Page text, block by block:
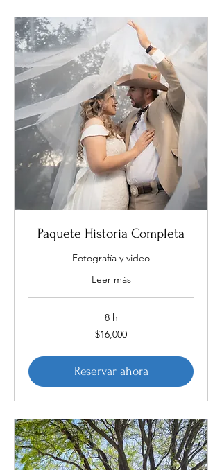
Paquete Historia Completa
Fotografía y video
Leer más
8 h
$16,000
Reservar ahora